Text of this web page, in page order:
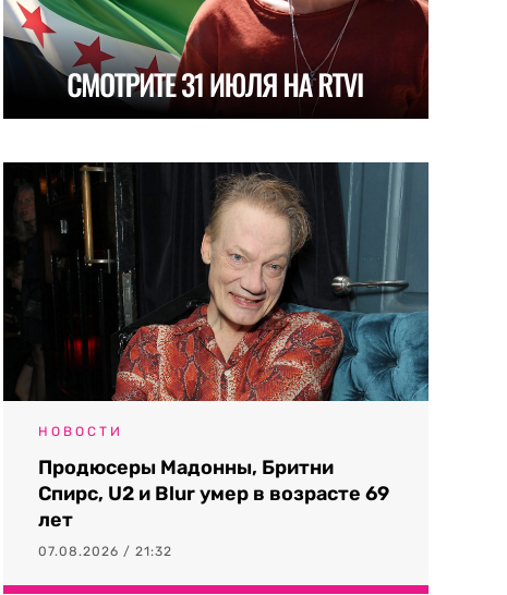
НОВОСТИ
Продюсеры Мадонны, Бритни
Спирс, U2 и Blur умер в возрасте 69
лет
07.08.2026 / 21:32